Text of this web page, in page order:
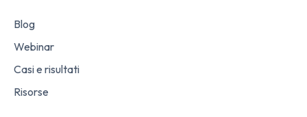
Blog
Webinar
Casi e risultati
Risorse